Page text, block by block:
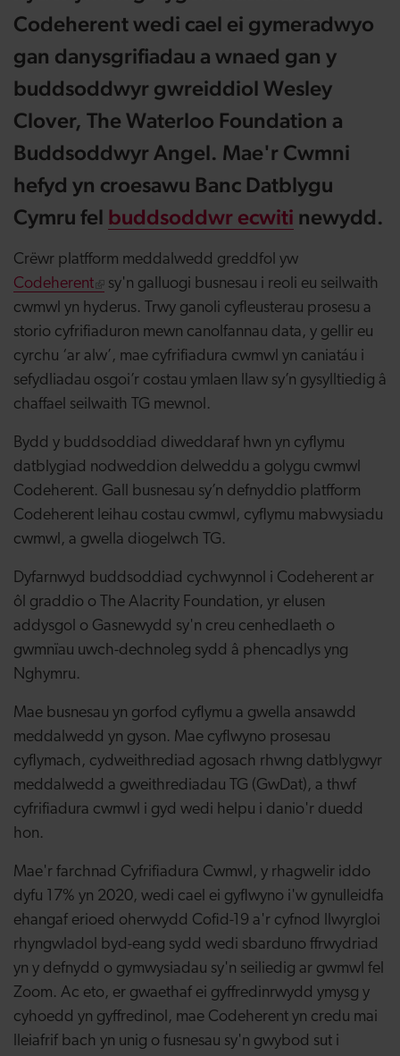
Codeherent wedi cael ei gymeradwyo
gan danysgrifiadau a wnaed gan y
buddsoddwyr gwreiddiol Wesley
Clover, The Waterloo Foundation a
Buddsoddwyr Angel. Mae'r Cwmni
hefyd yn croesawu Banc Datblygu
Cymru fel buddsoddwr ecwiti newydd.
Crëwr platfform meddalwedd greddfol yw
Codeherent
sy'n galluogi busnesau i reoli eu seilwaith
cwmwl yn hyderus. Trwy ganoli cyfleusterau prosesu a
storio cyfrifiaduron mewn canolfannau data, y gellir eu
cyrchu ‘ar alw’, mae cyfrifiadura cwmwl yn caniatáu i
sefydliadau osgoi’r costau ymlaen llaw sy’n gysylltiedig â
chaffael seilwaith TG mewnol.
Bydd y buddsoddiad diweddaraf hwn yn cyflymu
datblygiad nodweddion delweddu a golygu cwmwl
Codeherent. Gall busnesau sy’n defnyddio platfform
Codeherent leihau costau cwmwl, cyflymu mabwysiadu
cwmwl, a gwella diogelwch TG.
Dyfarnwyd buddsoddiad cychwynnol i Codeherent ar
ôl graddio o The Alacrity Foundation, yr elusen
addysgol o Gasnewydd sy'n creu cenhedlaeth o
gwmnïau uwch-dechnoleg sydd â phencadlys yng
Nghymru.
Mae busnesau yn gorfod cyflymu a gwella ansawdd
meddalwedd yn gyson. Mae cyflwyno prosesau
cyflymach, cydweithrediad agosach rhwng datblygwyr
meddalwedd a gweithrediadau TG (GwDat), a thwf
cyfrifiadura cwmwl i gyd wedi helpu i danio'r duedd
hon.
Mae'r farchnad Cyfrifiadura Cwmwl, y rhagwelir iddo
dyfu 17% yn 2020, wedi cael ei gyflwyno i'w gynulleidfa
ehangaf erioed oherwydd Cofid-19 a'r cyfnod llwyrgloi
rhyngwladol byd-eang sydd wedi sbarduno ffrwydriad
yn y defnydd o gymwysiadau sy'n seiliedig ar gwmwl fel
Zoom. Ac eto, er gwaethaf ei gyffredinrwydd ymysg y
cyhoedd yn gyffredinol, mae Codeherent yn credu mai
lleiafrif bach yn unig o fusnesau sy'n gwybod sut i